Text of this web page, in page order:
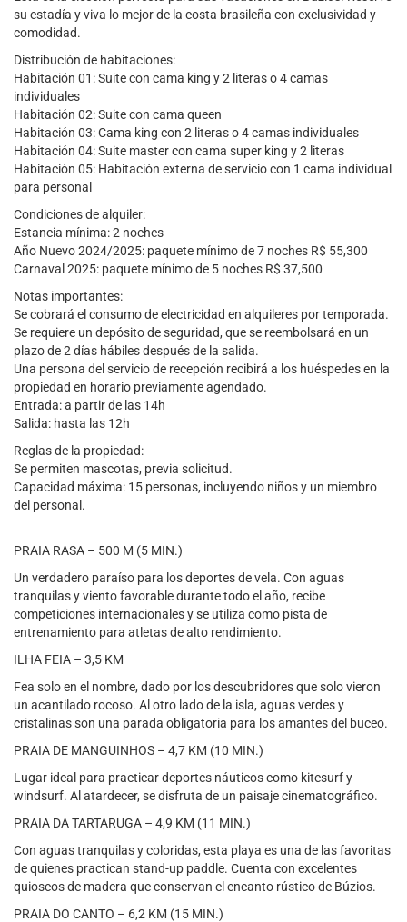
su estadía y viva lo mejor de la costa brasileña con exclusividad y
comodidad.
Distribución de habitaciones:
Habitación 01: Suite con cama king y 2 literas o 4 camas
individuales
Habitación 02: Suite con cama queen
Habitación 03: Cama king con 2 literas o 4 camas individuales
Habitación 04: Suite master con cama super king y 2 literas
Habitación 05: Habitación externa de servicio con 1 cama individual
para personal
Condiciones de alquiler:
Estancia mínima: 2 noches
Año Nuevo 2024/2025: paquete mínimo de 7 noches R$ 55,300
Carnaval 2025: paquete mínimo de 5 noches R$ 37,500
Notas importantes:
Se cobrará el consumo de electricidad en alquileres por temporada.
Se requiere un depósito de seguridad, que se reembolsará en un
plazo de 2 días hábiles después de la salida.
Una persona del servicio de recepción recibirá a los huéspedes en la
propiedad en horario previamente agendado.
Entrada: a partir de las 14h
Salida: hasta las 12h
Reglas de la propiedad:
Se permiten mascotas, previa solicitud.
Capacidad máxima: 15 personas, incluyendo niños y un miembro
del personal.
PRAIA RASA – 500 M (5 MIN.)
Un verdadero paraíso para los deportes de vela. Con aguas
tranquilas y viento favorable durante todo el año, recibe
competiciones internacionales y se utiliza como pista de
entrenamiento para atletas de alto rendimiento.
ILHA FEIA – 3,5 KM
Fea solo en el nombre, dado por los descubridores que solo vieron
un acantilado rocoso. Al otro lado de la isla, aguas verdes y
cristalinas son una parada obligatoria para los amantes del buceo.
PRAIA DE MANGUINHOS – 4,7 KM (10 MIN.)
Lugar ideal para practicar deportes náuticos como kitesurf y
windsurf. Al atardecer, se disfruta de un paisaje cinematográfico.
PRAIA DA TARTARUGA – 4,9 KM (11 MIN.)
Con aguas tranquilas y coloridas, esta playa es una de las favoritas
de quienes practican stand-up paddle. Cuenta con excelentes
quioscos de madera que conservan el encanto rústico de Búzios.
PRAIA DO CANTO – 6,2 KM (15 MIN.)